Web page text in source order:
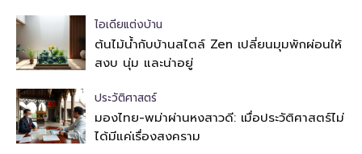
ไอเดียแต่งบ้าน
ต้นไม้น้ำกับบ้านสไตล์ Zen เปลี่ยนมุมพักผ่อนให้
สงบ นุ่ม และน่าอยู่
ประวัติศาสตร์
มองไทย-พม่าผ่านหงสาวดี: เมื่อประวัติศาสตร์ไม่
ได้มีแค่เรื่องสงคราม